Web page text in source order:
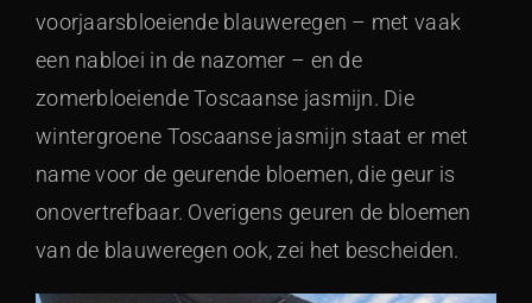
voorjaarsbloeiende blauweregen – met vaak
een nabloei in de nazomer – en de
zomerbloeiende Toscaanse jasmijn. Die
wintergroene Toscaanse jasmijn staat er met
name voor de geurende bloemen, die geur is
onovertrefbaar. Overigens geuren de bloemen
van de blauweregen ook, zei het bescheiden.